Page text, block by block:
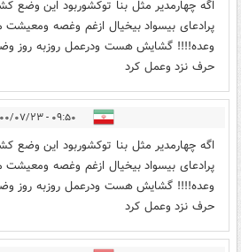
اگه چهارمدیر مثل بنا توکشوربود این وضع
پرادعای بیسواد بیخیال ازغم وغصه ومعیشت
وعده!!!! گشایش هست ودرعمل روزبه روز وضع
حرف نزد وعمل کرد
۰۹:۵۰ - ۱۴۰۰/۰۷/۲۳
اگه چهارمدیر مثل بنا توکشوربود این وضع
پرادعای بیسواد بیخیال ازغم وغصه ومعیشت
وعده!!!! گشایش هست ودرعمل روزبه روز وضع
حرف نزد وعمل کرد